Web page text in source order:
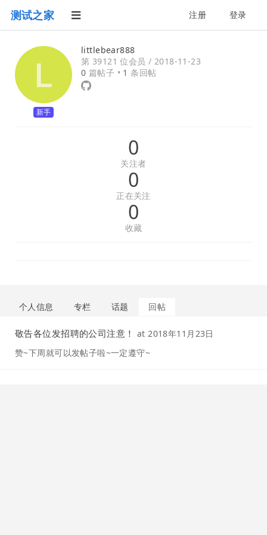
测试之家 注册 登录
新手
littlebear888
第 39121 位会员 / 2018-11-23
0 篇帖子 • 1 条回帖
0
关注者
0
正在关注
0
收藏
个人信息 专栏 话题 回帖
敬告各位发招聘的公司注意！ at2018年11月23日
赞~下周就可以发帖子啦~一定遵守~